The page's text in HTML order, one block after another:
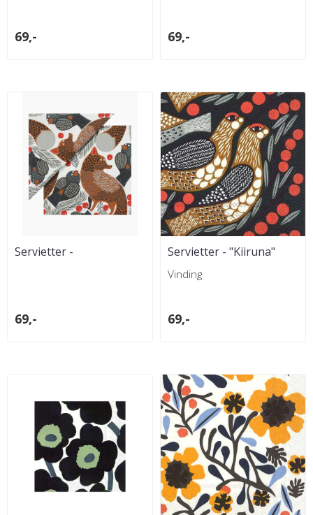
69,- 69,-
Servietter -
69,-
Servietter - "Kiiruna"
Vinding
69,-